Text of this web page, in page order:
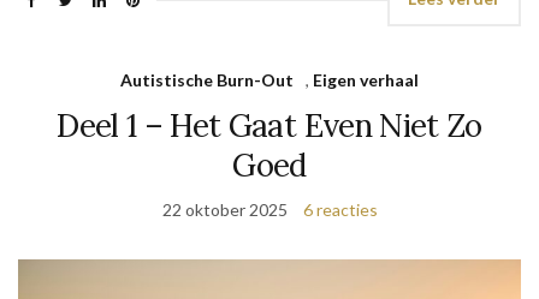
Autistische Burn-Out , Eigen verhaal
Deel 1 – Het Gaat Even Niet Zo
Goed
22 oktober 2025 6 reacties